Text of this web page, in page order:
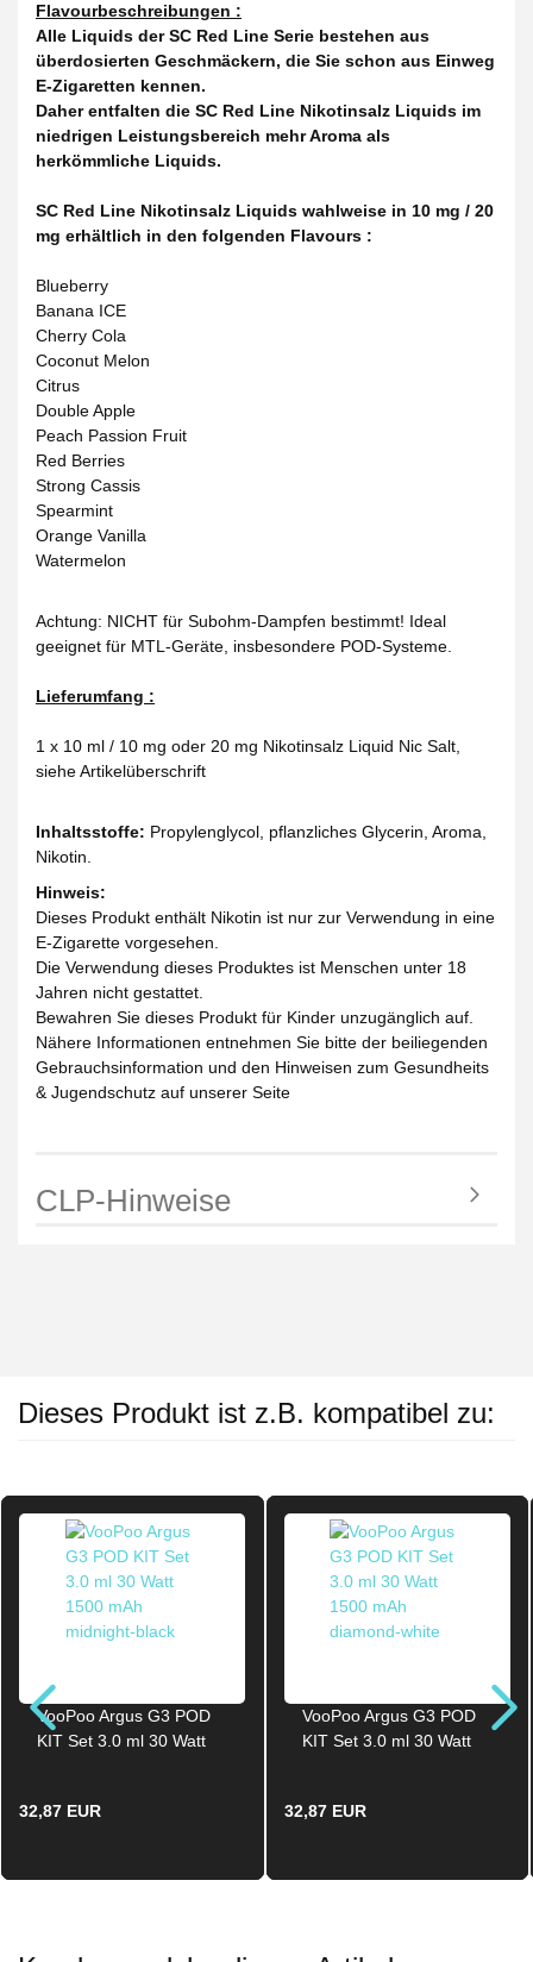
Flavourbeschreibungen :
Alle Liquids der SC Red Line Serie bestehen aus
überdosierten Geschmäckern, die Sie schon aus Einweg
E-Zigaretten kennen.
Daher entfalten die SC Red Line Nikotinsalz Liquids im
niedrigen Leistungsbereich mehr Aroma als
herkömmliche Liquids.
SC Red Line Nikotinsalz Liquids wahlweise in 10 mg / 20
mg erhältlich in den folgenden Flavours :
Blueberry
Banana ICE
Cherry Cola
Coconut Melon
Citrus
Double Apple
Peach Passion Fruit
Red Berries
Strong Cassis
Spearmint
Orange Vanilla
Watermelon
Achtung: NICHT für Subohm-Dampfen bestimmt! Ideal
geeignet für MTL-Geräte, insbesondere POD-Systeme.
Lieferumfang :
1 x 10 ml / 10 mg oder 20 mg Nikotinsalz Liquid Nic Salt,
siehe Artikelüberschrift
Inhaltsstoffe: Propylenglycol, pflanzliches Glycerin, Aroma,
Nikotin.
Hinweis:
Dieses Produkt enthält Nikotin ist nur zur Verwendung in eine
E-Zigarette vorgesehen.
Die Verwendung dieses Produktes ist Menschen unter 18
Jahren nicht gestattet.
Bewahren Sie dieses Produkt für Kinder unzugänglich auf.
Nähere Informationen entnehmen Sie bitte der beiliegenden
Gebrauchsinformation und den Hinweisen zum Gesundheits
& Jugendschutz auf unserer Seite
CLP-Hinweise
Dieses Produkt ist z.B. kompatibel zu:
VooPoo Argus G3 POD
KIT Set 3.0 ml 30 Watt
32,87 EUR
VooPoo Argus G3 POD
KIT Set 3.0 ml 30 Watt
32,87 EUR